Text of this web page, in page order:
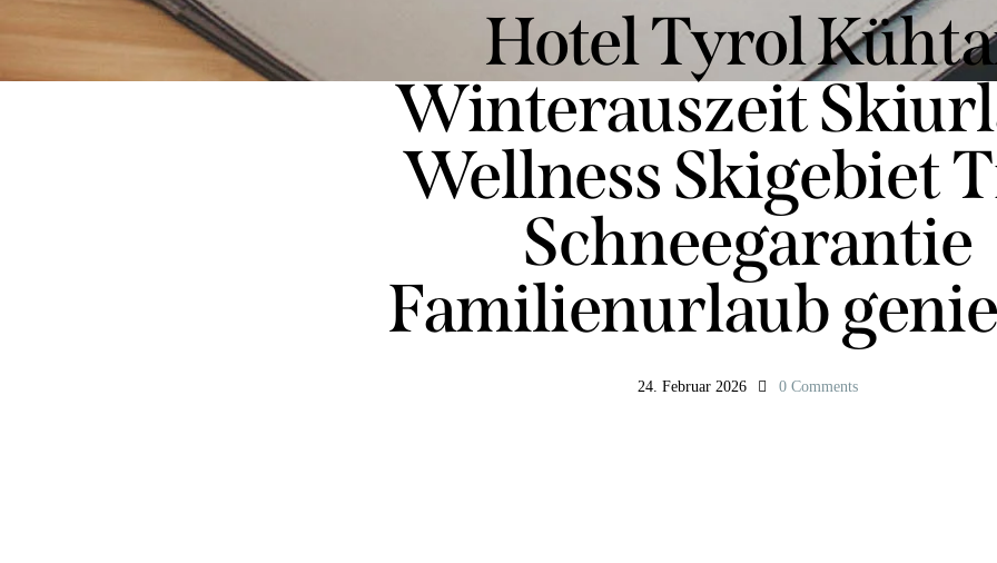
Hotel Tyrol
Winterauszeit
Wellness Skigebiet
Schneegarantie
Familienurlaub
24. Februar 2026 0 Comments